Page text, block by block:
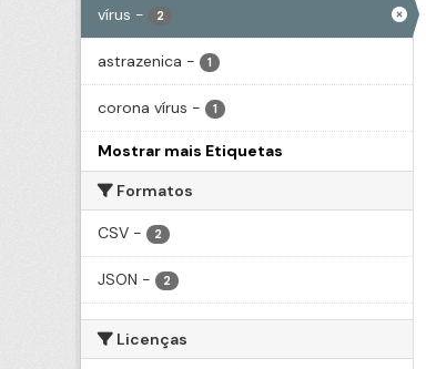
vírus - 2
astrazenica - 1
corona vírus - 1
Mostrar mais Etiquetas
Formatos
CSV - 2
JSON - 2
Licenças